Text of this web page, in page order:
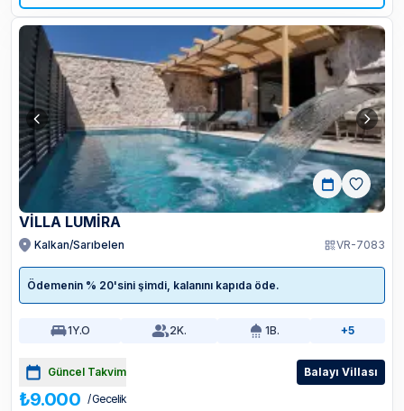
VİLLA LUMİRA
Kalkan/Sarıbelen VR-7083
Ödemenin % 20'sini şimdi, kalanını kapıda öde.
1Y.O 2K. 1B. +5
Güncel Takvim Balayı Villası
₺9.000 / Gecelik